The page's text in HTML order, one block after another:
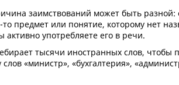
заимствований может быть
то предмет или понятие, которому нет
активно употребляете его в речи.
тысячи иностранных слов,
слов «министр», «бухгалтерия»,